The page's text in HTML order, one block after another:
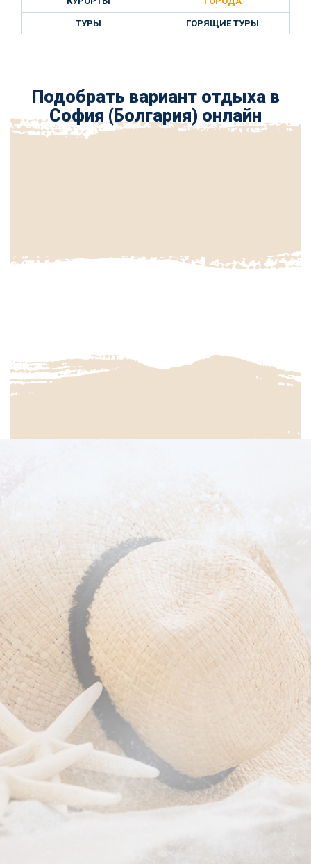
ТУРЫ ГОРЯЩИЕ ТУРЫ
Подобрать вариант отдыха в
София (Болгария) онлайн